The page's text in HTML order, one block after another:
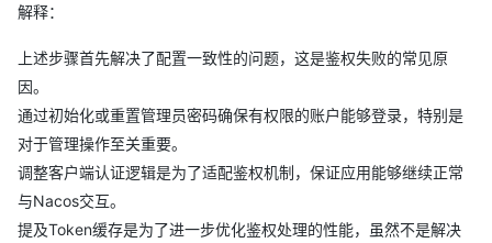
解释：
上述步骤首先解决了配置一致性的问题，这是鉴权失败的常见原
因。
通过初始化或重置管理员密码确保有权限的账户能够登录，特别是
对于管理操作至关重要。
调整客户端认证逻辑是为了适配鉴权机制，保证应用能够继续正常
与Nacos交互。
提及Token缓存是为了进一步优化鉴权处理的性能，虽然不是解决